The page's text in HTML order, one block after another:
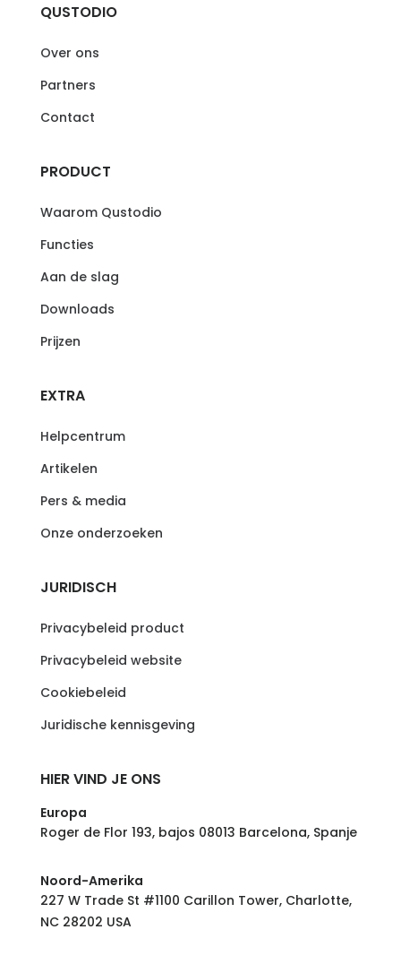
QUSTODIO
Over ons
Partners
Contact
PRODUCT
Waarom Qustodio
Functies
Aan de slag
Downloads
Prijzen
EXTRA
Helpcentrum
Artikelen
Pers & media
Onze onderzoeken
JURIDISCH
Privacybeleid product
Privacybeleid website
Cookiebeleid
Juridische kennisgeving
HIER VIND JE ONS
Europa
Roger de Flor 193, bajos 08013 Barcelona, Spanje
Noord-Amerika
227 W Trade St #1100 Carillon Tower, Charlotte,
NC 28202 USA